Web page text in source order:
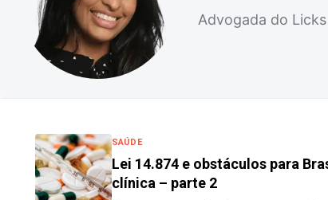
Advogada do
SAÚDE
Lei 14.874 e obstáculos para
clínica – parte 2